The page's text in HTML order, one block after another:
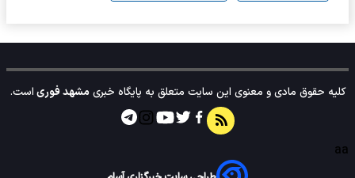
کلیه حقوق مادی و معنوی این سایت متعلق به پایگاه خبریمشهد فوریاست.
aa